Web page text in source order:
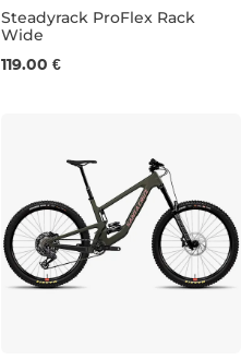
Steadyrack ProFlex Rack
Wide
119.00 €